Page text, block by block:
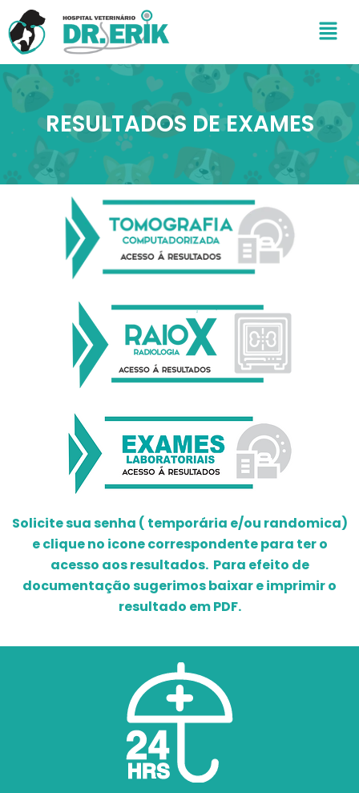
para
conteúdo
RESULTADOS DE EXAMES
Solicite sua senha ( temporária e/ou randomica)
e clique no icone correspondente para ter o
acesso aos resultados. Para efeito de
documentação sugerimos baixar e imprimir o
resultado em PDF.